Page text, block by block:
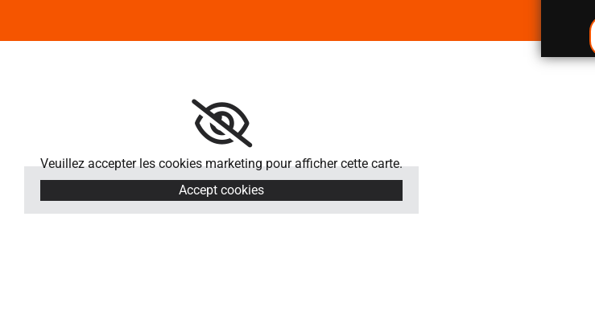
Veuillez accepter les cookies marketing pour afficher cette carte.
Accept cookies